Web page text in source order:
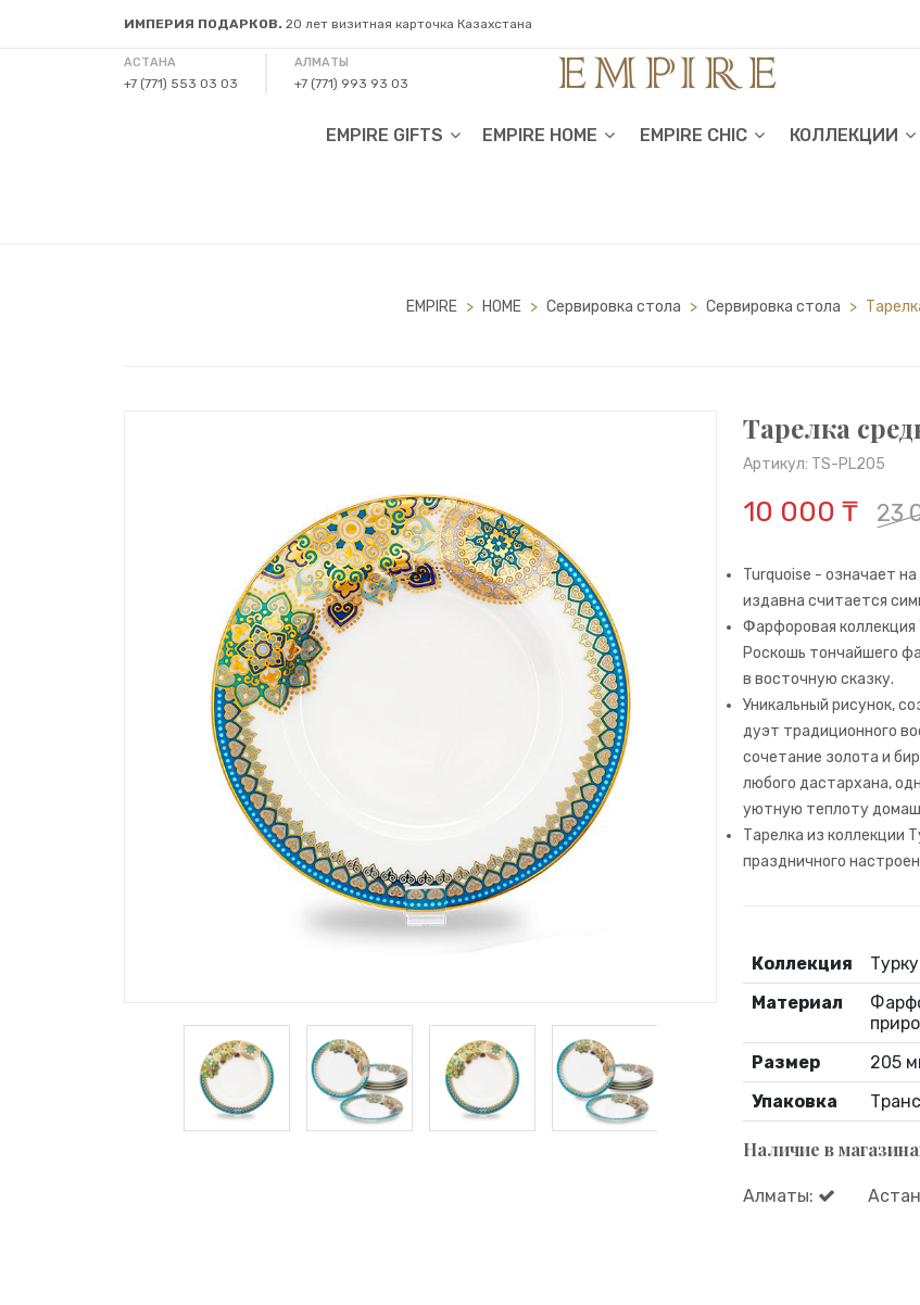
ИМПЕРИЯ ПОДАРКОВ. 20 лет визитная карточка Казахстана
АСТАНА
+7 (771) 553 03 03
АЛМАТЫ
+7 (771) 993 93 03
EMPIRE GIFTS EMPIRE HOME EMPIRE CHIC КОЛЛЕКЦИИ
EMPIRE > HOME > Сервировка стола > Сервировка стола >
Тарелка
Артикул: TS-PL205
10 000 ₸ 23
Turquoise - означает
издавна считается
Фарфоровая коллекция
Роскошь тончайшего
в восточную сказку.
Уникальный рисунок,
дуэт традиционного
сочетание золота и
любого дастархана,
уютную теплоту
Тарелка из коллекции
праздничного
Коллекция
Материал
Размер
205
Упаковка
Наличие в
Алматы: